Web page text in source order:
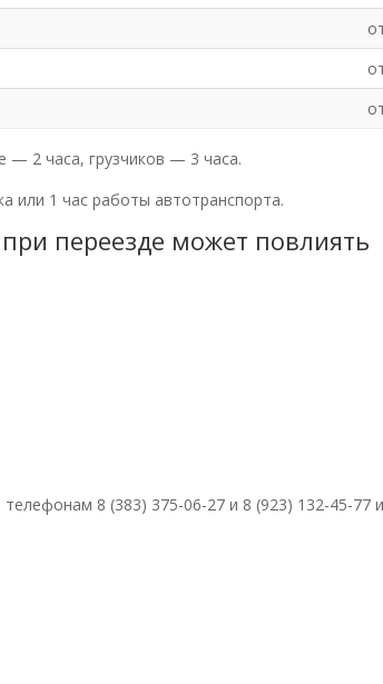
— 2 часа, грузчиков — 3 часа.
или 1 час работы автотранспорта.
переезде может повлиять
8 (383) 375-06-27 и 8 (923) 132-45-